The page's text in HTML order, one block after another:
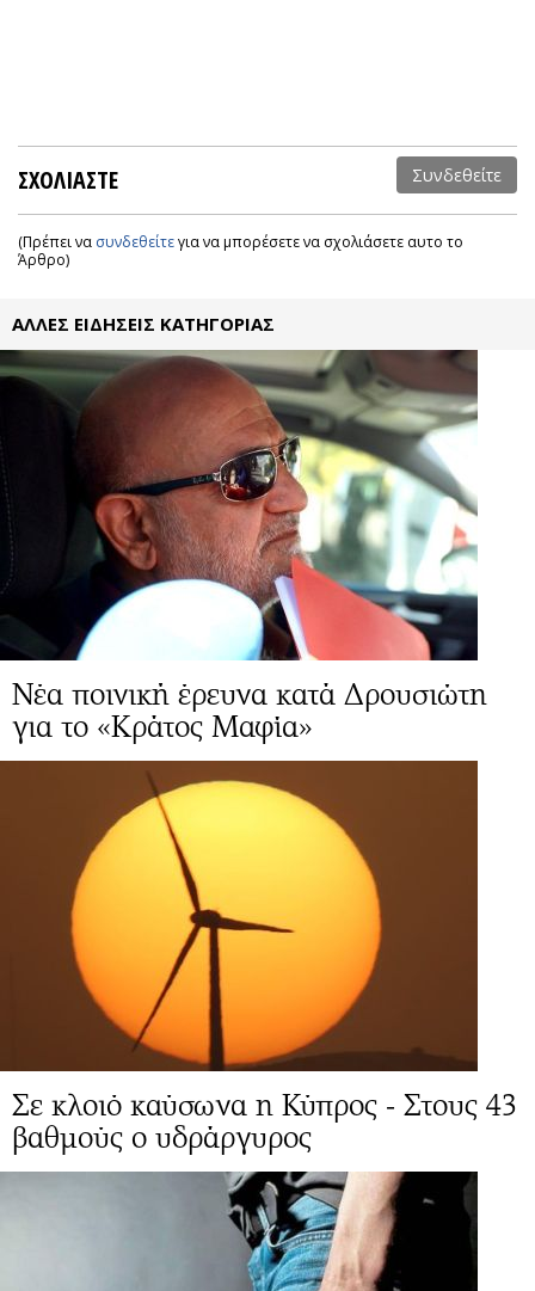
ΣΧΟΛΙΑΣΤΕ Συνδεθείτε
(Πρέπει να συνδεθείτεγια να μπορέσετε να σχολιάσετε αυτο το
Άρθρο)
ΑΛΛΕΣ ΕΙΔΗΣΕΙΣ ΚΑΤΗΓΟΡΙΑΣ
Νέα ποινική έρευνα κατά Δρουσιώτη
για το «Κράτος Μαφία»
Σε κλοιό καύσωνα η Κύπρος - Στους 43
βαθμούς ο υδράργυρος